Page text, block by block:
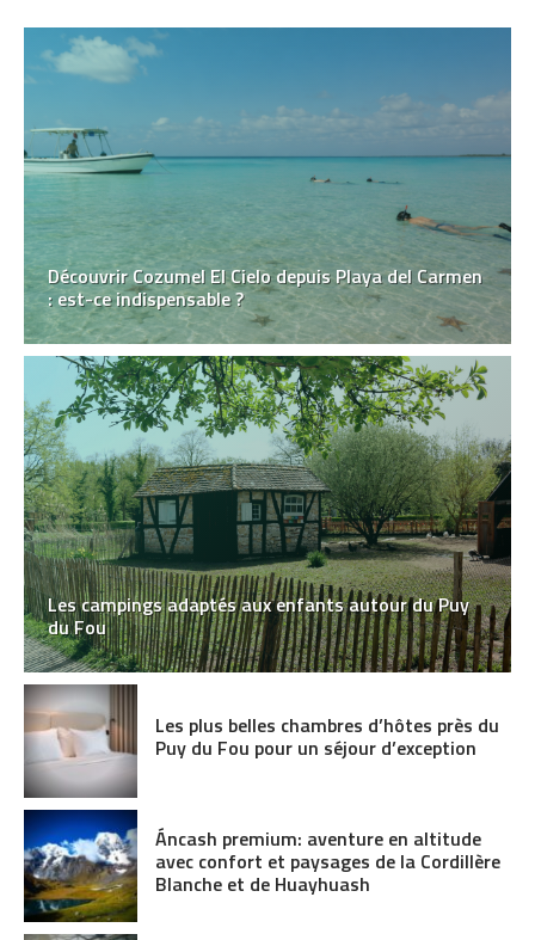
Découvrir Cozumel El Cielo depuis Playa del Carmen
: est-ce indispensable ?
Les campings adaptés aux enfants autour du Puy
du Fou
Les plus belles chambres d’hôtes près du
Puy du Fou pour un séjour d’exception
Áncash premium: aventure en altitude
avec confort et paysages de la Cordillère
Blanche et de Huayhuash